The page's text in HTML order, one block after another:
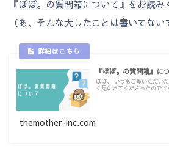
『ぽぽ。の質問箱について』をお読み
（あ、そんな大したことは書いてな
『ぽぽ。の質問箱』に
ぽぽ。 いつもご覧いただい
く見にきてくださったので
themother-inc.com